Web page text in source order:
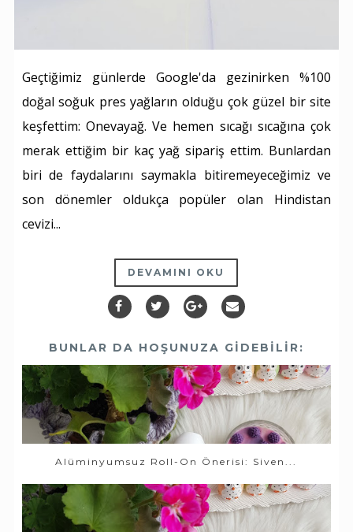
Geçtiğimiz günlerde Google'da gezinirken %100
doğal soğuk pres yağların olduğu çok güzel bir site
keşfettim: Onevayağ. Ve hemen sıcağı sıcağına çok
merak ettiğim bir kaç yağ sipariş ettim. Bunlardan
biri de faydalarını saymakla bitiremeyeceğimiz ve
son dönemler oldukça popüler olan Hindistan
cevizi...
DEVAMINI OKU
BUNLAR DA HOŞUNUZA GIDEBILIR:
Alüminyumsuz Roll-On Önerisi: Siven...